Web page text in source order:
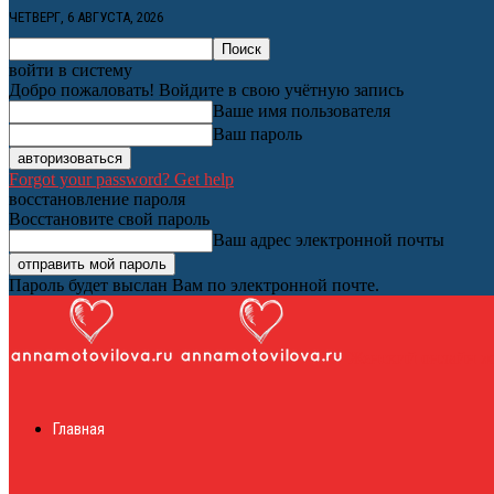
ЧЕТВЕРГ, 6 АВГУСТА, 2026
войти в систему
Добро пожаловать! Войдите в свою учётную запись
Ваше имя пользователя
Ваш пароль
Forgot your password? Get help
восстановление пароля
Восстановите свой пароль
Ваш адрес электронной почты
Пароль будет выслан Вам по электронной почте.
Главная